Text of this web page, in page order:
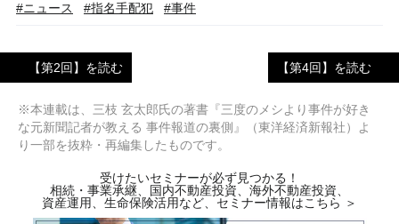
#ニュース #指名手配犯 #事件
【第2回】を読む 【第4回】を読む
※本連載は、三枝 玄太郎氏の著書『三度のメシより事件が好き
な元新聞記者が教える 事件報道の裏側』（東洋経済新報社）よ
り一部を抜粋・再編集したものです。
受けたいセミナーが必ず見つかる！
相続・事業承継、国内不動産投資、海外不動産投資、
資産運用、生命保険活用など、セミナー情報はこちら ＞